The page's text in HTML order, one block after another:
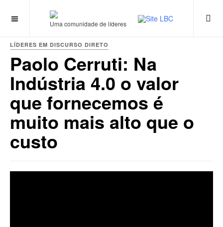
Uma comunidade de líderes
LÍDERES EM DISCURSO DIRETO
Paolo Cerruti: Na
Indústria 4.0 o valor
que fornecemos é
muito mais alto que o
custo